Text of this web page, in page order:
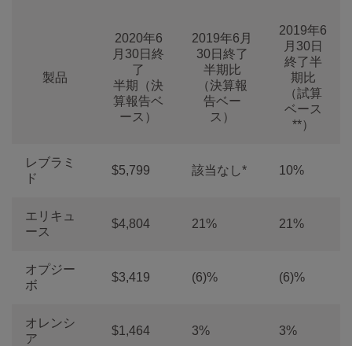
製品
2020年6
月30日終
了
半期（決
算報告ベ
ース）
2019年6月
30日終了
半期比
（決算報
告ベー
ス）
2019年6
月30日
終了半
期比
（試算
ベース
**）
レブラミ
ド
$5,799 該当なし* 10%
エリキュ
ース
$4,804 21% 21%
オプジー
ボ
$3,419 (6)% (6)%
オレンシ
ア
$1,464 3% 3%